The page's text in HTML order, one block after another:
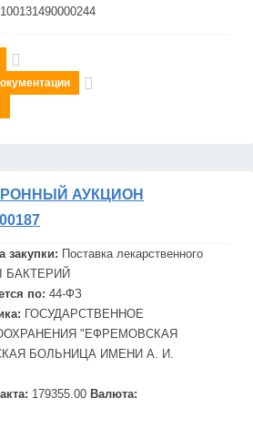
АУКЦИОН
закупки: Поставка лекарственного
БАКТЕРИЙ
по: 44-ФЗ
ГОСУДАРСТВЕННОЕ
"ЕФРЕМОВСКАЯ
БОЛЬНИЦА ИМЕНИ А. И.
179355.00 Валюта: